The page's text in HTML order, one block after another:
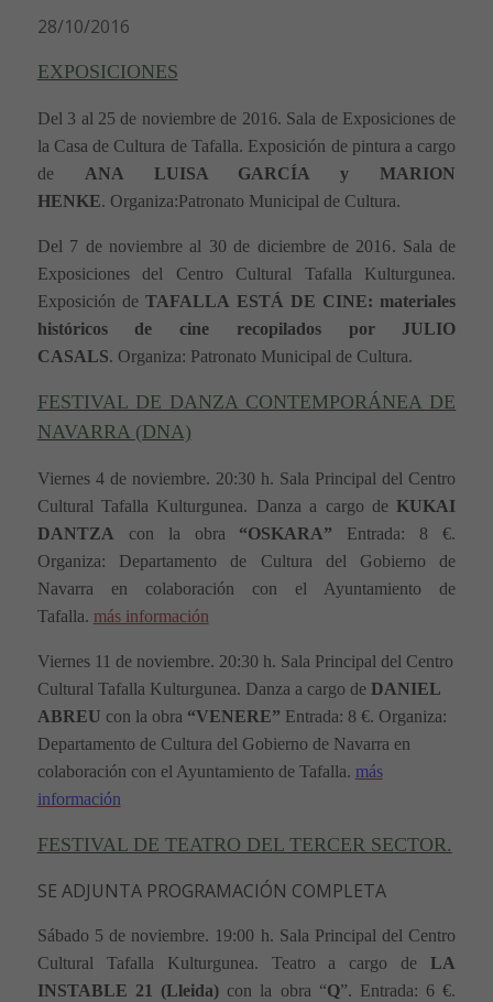
28/10/2016
EXPOSICIONES
Del 3 al 25 de noviembre de 2016. Sala de Exposiciones de
la Casa de Cultura de Tafalla. Exposición depintura a cargo
de
ANA LUISA GARCÍA y MARION
HENKE. Organiza:Patronato Municipal de Cultura.
Del 7 de noviembre al 30 de diciembre de 2016. Sala de
Exposiciones del Centro Cultural Tafalla Kulturgunea.
Exposición de TAFALLA ESTÁ DE CINE: materiales
históricos de cine recopilados por JULIO
CASALS. Organiza: Patronato Municipal de Cultura.
FESTIVAL DE DANZA CONTEMPORÁNEA DE
NAVARRA (DNA)
Viernes4 de noviembre. 20:30 h. Sala Principal del Centro
Cultural Tafalla Kulturgunea. Danza a cargo de KUKAI
DANTZA con la obra “OSKARA” Entrada: 8 €.
Organiza: Departamento de Cultura del Gobierno de
Navarra en colaboración con el Ayuntamiento de
Tafalla. más información
Viernes11 de noviembre. 20:30 h. Sala Principal del Centro
Cultural Tafalla Kulturgunea. Danza a cargo de DANIEL
ABREU con la obra “VENERE” Entrada: 8 €. Organiza:
Departamento de Cultura del Gobierno de Navarra en
colaboración con el Ayuntamiento de Tafalla. más
información
FESTIVAL DE TEATRO DEL TERCER SECTOR.
SE ADJUNTA PROGRAMACIÓN COMPLETA
Sábado 5 de noviembre. 19:00 h. Sala Principal del Centro
Cultural Tafalla Kulturgunea. Teatro a cargo de
LA
INSTABLE 21 (Lleida) con la obra “Q”. Entrada: 6 €.